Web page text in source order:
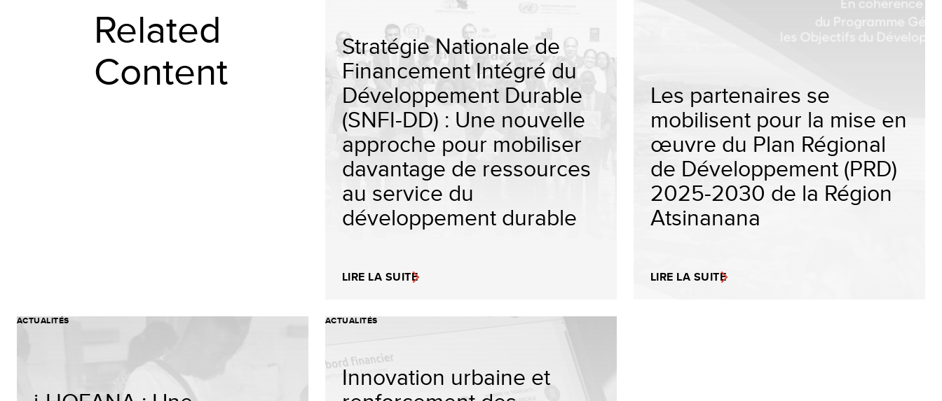
Related
Content Stratégie Nationale de
Financement Intégré du
Développement Durable
(SNFI-DD) : Une nouvelle
approche pour mobiliser
davantage de ressources
au service du
développement durable
LIRE LA SUITE
Les partenaires se
mobilisent pour la mise en
œuvre du Plan Régional
de Développement (PRD)
2025-2030 de la Région
Atsinanana
LIRE LA SUITE
ACTUALITÉS ACTUALITÉS
Innovation urbaine et